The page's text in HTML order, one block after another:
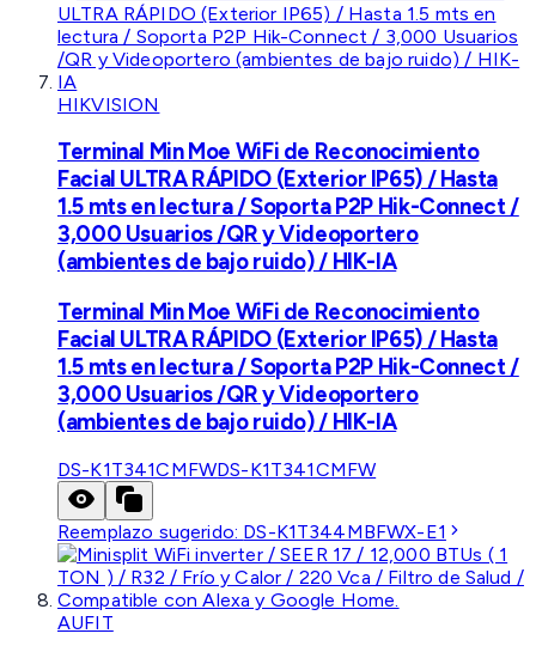
HIKVISION
Terminal Min Moe WiFi de Reconocimiento
Facial ULTRA RÁPIDO (Exterior IP65) / Hasta
1.5 mts en lectura / Soporta P2P Hik-Connect /
3,000 Usuarios /QR y Videoportero
(ambientes de bajo ruido) / HIK-IA
Terminal Min Moe WiFi de Reconocimiento
Facial ULTRA RÁPIDO (Exterior IP65) / Hasta
1.5 mts en lectura / Soporta P2P Hik-Connect /
3,000 Usuarios /QR y Videoportero
(ambientes de bajo ruido) / HIK-IA
DS-K1T341CMFWDS-K1T341CMFW
Reemplazo sugerido: DS-K1T344MBFWX-E1
AUFIT